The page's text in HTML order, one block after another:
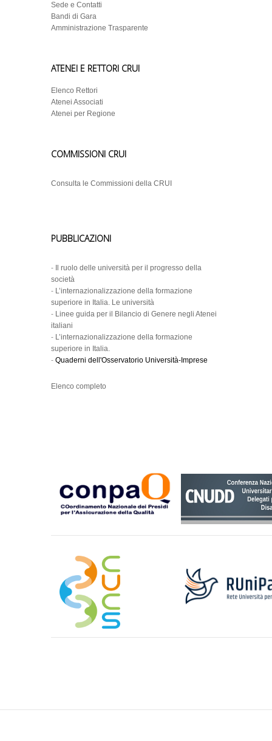
Sede e Contatti
Bandi di Gara
Amministrazione Trasparente
ATENEI E RETTORI CRUI
Elenco Rettori
Atenei Associati
Atenei per Regione
COMMISSIONI CRUI
Consulta le Commissioni della CRUI
PUBBLICAZIONI
-
Il ruolo delle università per il progresso della
società
- L’internazionalizzazione della formazione
superiore in Italia. Le università
- Linee guida per il Bilancio di Genere negli Atenei
italiani
- L’internazionalizzazione della formazione
superiore in Italia.
- Quaderni dell'Osservatorio Università-Imprese
Elenco completo